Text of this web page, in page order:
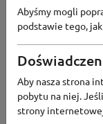
Popularne
RTV
MEDIA
BORN2BE
Abyśmy mogli
podstawie tego,
Aby nasza strona
pobytu na niej.
strony